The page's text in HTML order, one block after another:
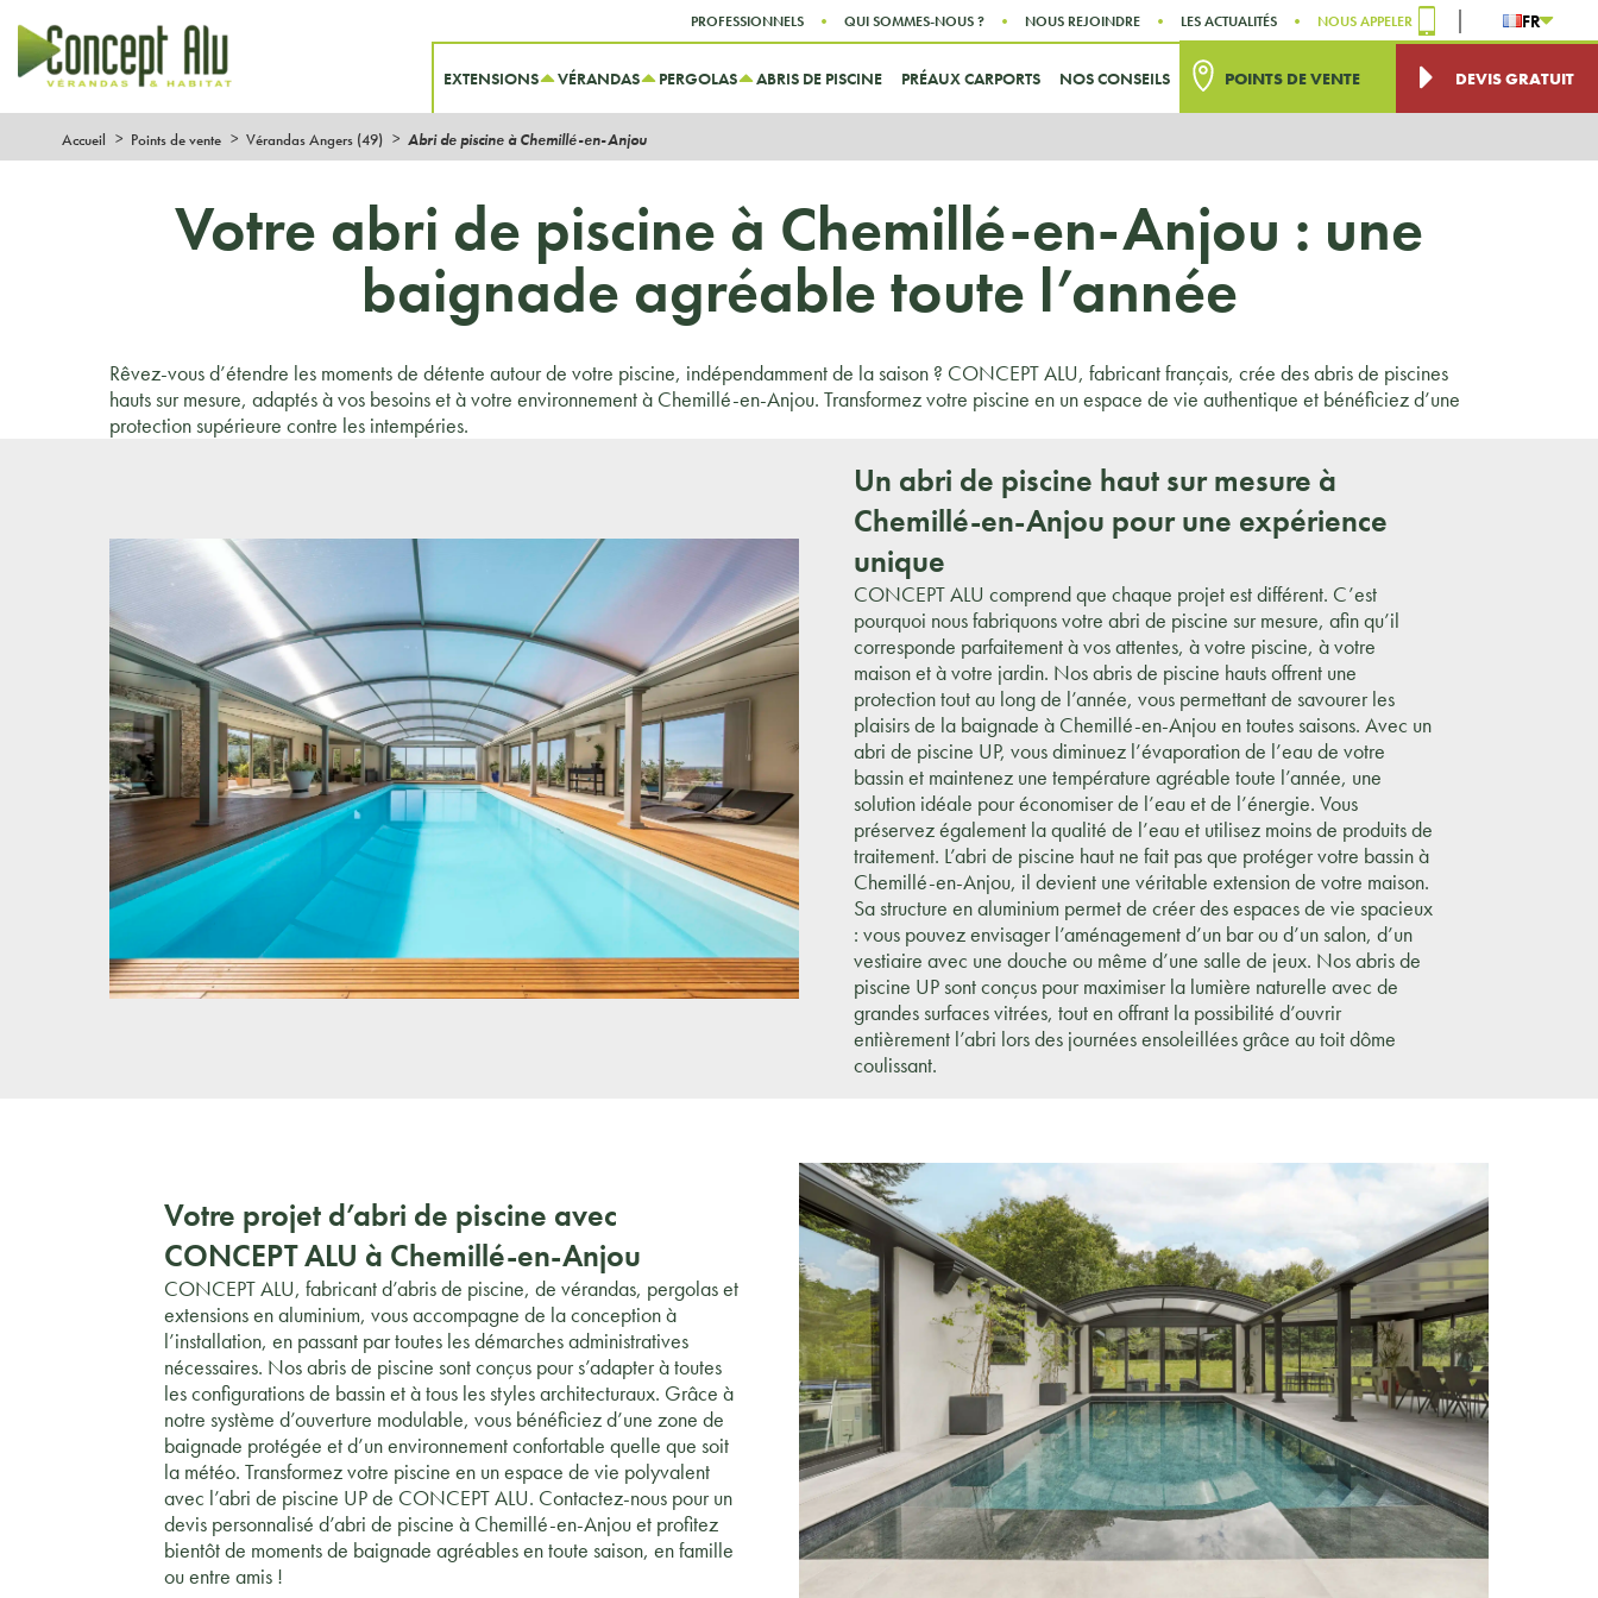
Aller au menu
Aller au contenu
PROFESSIONNELS QUI SOMMES-NOUS ? NOUS REJOINDRE LES ACTUALITÉS NOUS APPELER FR
EXTENSIONS VÉRANDAS PERGOLAS ABRIS DE PISCINE PRÉAUX CARPORTS NOS CONSEILS POINTS DE VENTE DEVIS GRATUIT
Accueil Points de vente Vérandas Angers (49) Abri de piscine à Chemillé-en-Anjou
Votre abri de piscine à Chemillé-en-Anjou : une
baignade agréable toute l’année
Rêvez-vous d’étendre les moments de détente autour de votre piscine, indépendamment de la saison ? CONCEPT ALU, fabricant français, crée des abris de piscines
hauts sur mesure, adaptés à vos besoins et à votre environnement à Chemillé-en-Anjou. Transformez votre piscine en un espace de vie authentique et bénéficiez d’une
protection supérieure contre les intempéries.
Un abri de piscine haut sur mesure à
Chemillé-en-Anjou pour une expérience
unique
CONCEPT ALU comprend que chaque projet est différent. C’est
pourquoi nous fabriquons votre abri de piscine sur mesure, afin qu’il
corresponde parfaitement à vos attentes, à votre piscine, à votre
maison et à votre jardin. Nos abris de piscine hauts offrent une
protection tout au long de l’année, vous permettant de savourer les
plaisirs de la baignade à Chemillé-en-Anjou en toutes saisons. Avec un
abri de piscine UP, vous diminuez l’évaporation de l’eau de votre
bassin et maintenez une température agréable toute l’année, une
solution idéale pour économiser de l’eau et de l’énergie. Vous
préservez également la qualité de l’eau et utilisez moins de produits de
traitement. L’abri de piscine haut ne fait pas que protéger votre bassin à
Chemillé-en-Anjou, il devient une véritable extension de votre maison.
Sa structure en aluminium permet de créer des espaces de vie spacieux
: vous pouvez envisager l’aménagement d’un bar ou d’un salon, d’un
vestiaire avec une douche ou même d’une salle de jeux. Nos abris de
piscine UP sont conçus pour maximiser la lumière naturelle avec de
grandes surfaces vitrées, tout en offrant la possibilité d’ouvrir
entièrement l’abri lors des journées ensoleillées grâce au toit dôme
coulissant.
Votre projet d’abri de piscine avec
CONCEPT ALU à Chemillé-en-Anjou
CONCEPT ALU, fabricant d’abris de piscine, de vérandas, pergolas et
extensions en aluminium, vous accompagne de la conception à
l’installation, en passant par toutes les démarches administratives
nécessaires. Nos abris de piscine sont conçus pour s’adapter à toutes
les configurations de bassin et à tous les styles architecturaux. Grâce à
notre système d’ouverture modulable, vous bénéficiez d’une zone de
baignade protégée et d’un environnement confortable quelle que soit
la météo. Transformez votre piscine en un espace de vie polyvalent
avec l’abri de piscine UP de CONCEPT ALU. Contactez-nous pour un
devis personnalisé d’abri de piscine à Chemillé-en-Anjou et profitez
bientôt de moments de baignade agréables en toute saison, en famille
ou entre amis !